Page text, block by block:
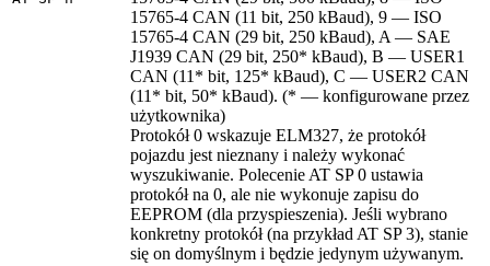
15765-4 CAN (11 bit, 250 kBaud), 9 — ISO
15765-4 CAN (29 bit, 250 kBaud), A — SAE
J1939 CAN (29 bit, 250* kBaud), B — USER1
CAN (11* bit, 125* kBaud), C — USER2 CAN
(11* bit, 50* kBaud). (* — konfigurowane przez
użytkownika)
Protokół 0 wskazuje ELM327, że protokół
pojazdu jest nieznany i należy wykonać
wyszukiwanie. Polecenie AT SP 0 ustawia
protokół na 0, ale nie wykonuje zapisu do
EEPROM (dla przyspieszenia). Jeśli wybrano
konkretny protokół (na przykład AT SP 3), stanie
się on domyślnym i będzie jedynym używanym.